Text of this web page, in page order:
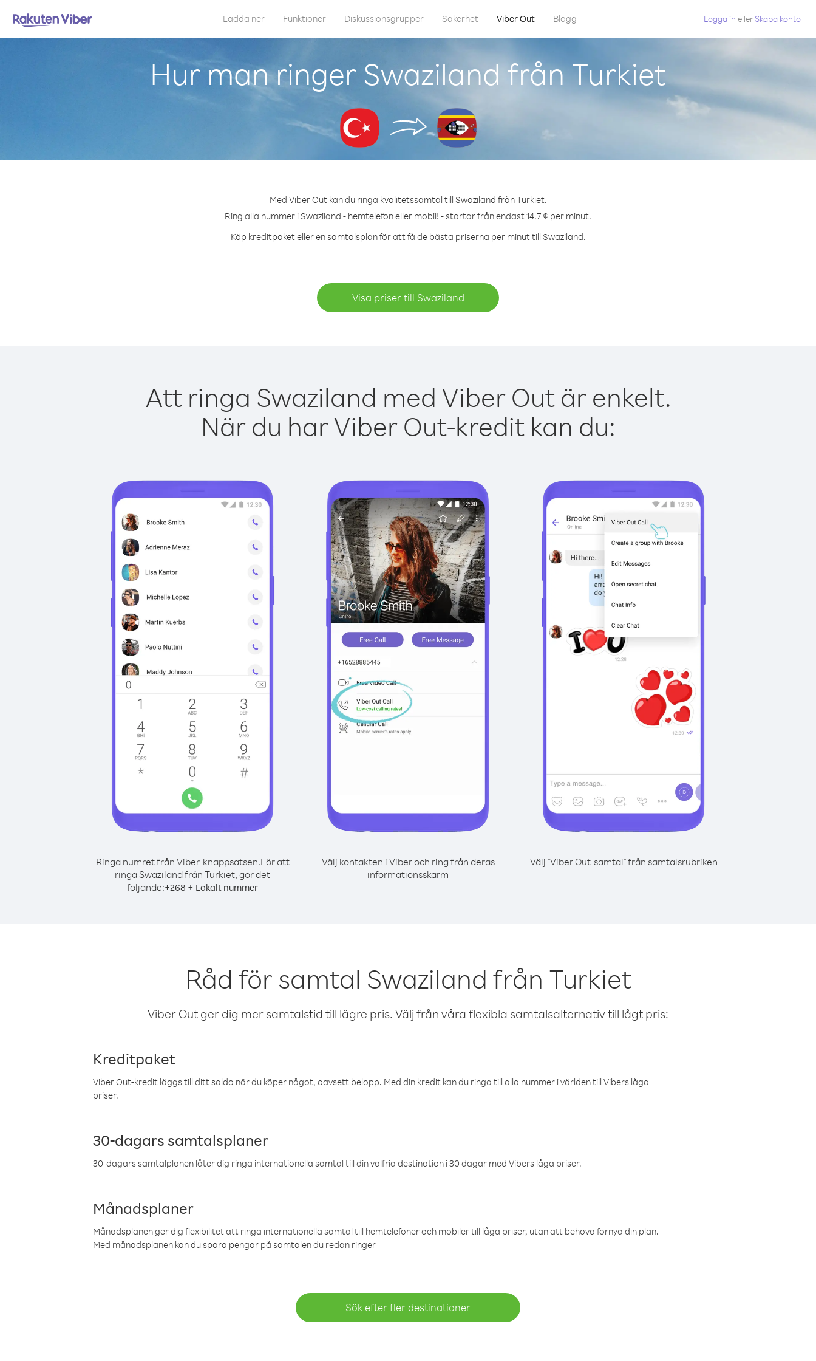
Ladda ner Funktioner Diskussionsgrupper Säkerhet Viber Out Blogg Logga in eller Skapa konto
Hur man ringer Swaziland från Turkiet
Med Viber Out kan du ringa kvalitetssamtal till Swaziland från Turkiet.
Ring alla nummer i Swaziland - hemtelefon eller mobil! - startar från endast 14.7 ¢ per minut.
Köp kreditpaket eller en samtalsplan för att få de bästa priserna per minut till Swaziland.
Visa priser till Swaziland
Att ringa Swaziland med Viber Out är enkelt.
När du har Viber Out-kredit kan du:
Ringa numret från Viber-knappsatsen.För att
ringa Swaziland från Turkiet, gör det
följande:+268 + Lokalt nummer
Välj kontakten i Viber och ring från deras
informationsskärm
Välj "Viber Out-samtal" från samtalsrubriken
Råd för samtal Swaziland från Turkiet
Viber Out ger dig mer samtalstid till lägre pris. Välj från våra flexibla samtalsalternativ till lågt pris:
Kreditpaket
Viber Out-kredit läggs till ditt saldo när du köper något, oavsett belopp. Med din kredit kan du ringa till alla nummer i världen till Vibers låga
priser.
30-dagars samtalsplaner
30-dagars samtalplanen låter dig ringa internationella samtal till din valfria destination i 30 dagar med Vibers låga priser.
Månadsplaner
Månadsplanen ger dig flexibilitet att ringa internationella samtal till hemtelefoner och mobiler till låga priser, utan att behöva förnya din plan.
Med månadsplanen kan du spara pengar på samtalen du redan ringer
Sök efter fler destinationer